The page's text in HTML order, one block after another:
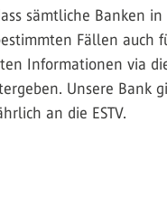
sämtliche Banken
Fällen
Informationen via
Unsere
an die ESTV.